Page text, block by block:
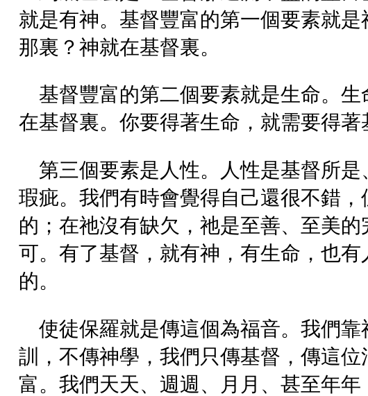
就是有神。基督豐富的第一個要素就
那裏？神就在基督裏。
基督豐富的第二個要素就是生命。
在基督裏。你要得著生命，就需要得著
第三個要素是人性。人性是基督所
瑕疵。我們有時會覺得自己還很不錯
的；在祂沒有缺欠，祂是至善、至美
可。有了基督，就有神，有生命，也
的。
使徒保羅就是傳這個為福音。我們
訓，不傳神學，我們只傳基督，傳這
富。我們天天、週週、月月、甚至年